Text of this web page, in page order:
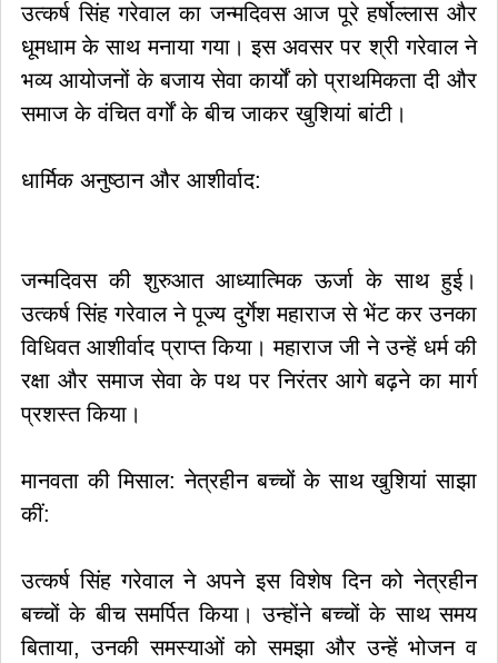
उत्कर्ष सिंह गरेवाल का जन्मदिवस आज पूरे हर्षोल्लास और
धूमधाम के साथ मनाया गया। इस अवसर पर श्री गरेवाल ने
भव्य आयोजनों के बजाय सेवा कार्यों को प्राथमिकता दी और
समाज के वंचित वर्गों के बीच जाकर खुशियां बांटी।
​धार्मिक अनुष्ठान और आशीर्वाद:
जन्मदिवस की शुरुआत आध्यात्मिक ऊर्जा के साथ हुई।
उत्कर्ष सिंह गरेवाल ने पूज्य दुर्गेश महाराज से भेंट कर उनका
विधिवत आशीर्वाद प्राप्त किया। महाराज जी ने उन्हें धर्म की
रक्षा और समाज सेवा के पथ पर निरंतर आगे बढ़ने का मार्ग
प्रशस्त किया।
​मानवता की मिसाल: नेत्रहीन बच्चों के साथ खुशियां साझा
कीं:
उत्कर्ष सिंह गरेवाल ने अपने इस विशेष दिन को नेत्रहीन
बच्चों के बीच समर्पित किया। उन्होंने बच्चों के साथ समय
बिताया, उनकी समस्याओं को समझा और उन्हें भोजन व